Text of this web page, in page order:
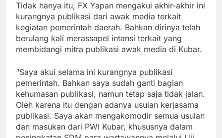
Tidak hanya itu, FX Yapan mengakui akhir-akhir ini
kurangnya publikasi dari awak media terkait
kegiatan pemerintah daerah. Bahkan dirinya telah
berulang kali merassapel intansi terkait yang
membidangi mitra publikasi awak media di Kubar.
“Saya akui selama ini kurangnya publikasi
pemerintah. Bahkan saya sudah ganti bagian
kehumasan publikasi, namun tetap saja tidak jalan.
Oleh karena itu dengan adanya usulan kerjasama
publikasi. Saya akan mengakomodir semua usulan
dan masukan dari PWI Kubar, khususnya dalam